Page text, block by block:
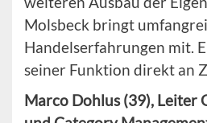
Molsbeck bringt
Handelserfahrungen mit.
seiner Funktion direkt an
Marco Dohlus (39), Leiter